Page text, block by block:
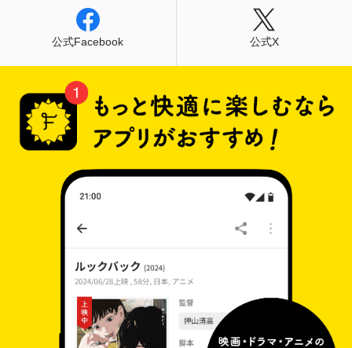
公式Facebook 公式X